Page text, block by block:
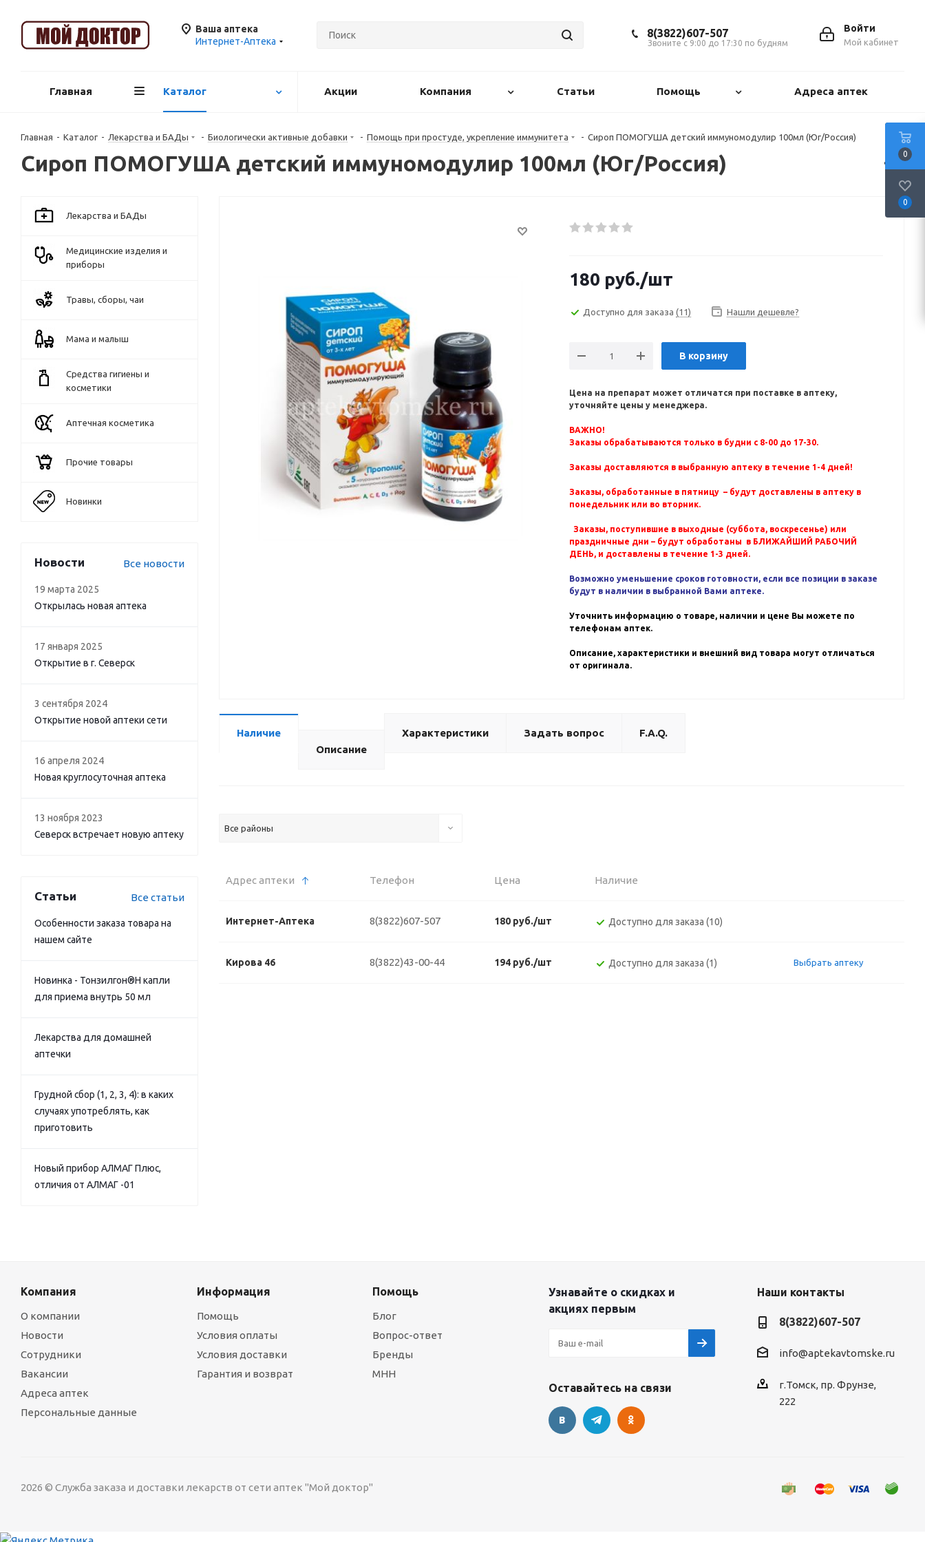
Ваша аптека
Интернет-Аптека
Войти
Мой кабинет
8(3822)607-507
Звоните с 9:00 до 17:30 по будням
Главная Каталог Акции Компания Статьи Помощь Адреса аптек
Главная - Каталог - Лекарства и БАДы - Биологически активные добавки - Помощь при простуде, укрепление иммунитета - Сироп ПОМОГУША детский иммуномодулир 100мл (Юг/Россия)
Сироп ПОМОГУША детский иммуномодулир 100мл (Юг/Россия)
180 руб./шт
Доступно для заказа (11) Нашли дешевле?
В корзину
Цена на препарат может отличатся при поставке в аптеку,
уточняйте цены у менеджера.
ВАЖНО!
Заказы обрабатываются только в будни с 8-00 до 17-30.
Заказы доставляются в выбранную аптеку в течение 1-4 дней!
Заказы, обработанные в пятницу – будут доставлены в аптеку в
понедельник или во вторник.
Заказы, поступившие в выходные (суббота, воскресенье) или
праздничные дни – будут обработаны в БЛИЖАЙШИЙ РАБОЧИЙ
ДЕНЬ, и доставлены в течение 1-3 дней.
Возможно уменьшение сроков готовности, если все позиции в заказе
будут в наличии в выбранной Вами аптеке.
Уточнить информацию о товаре, наличии и цене Вы можете по
телефонам аптек.
Описание, характеристики и внешний вид товара могут отличаться
от оригинала.
Наличие
Описание
Характеристики Задать вопрос F.A.Q.
Все районы
Адрес аптеки Телефон Цена Наличие
Интернет-Аптека 8(3822)607-507 180 руб./шт Доступно для заказа (10)
Кирова 46 8(3822)43-00-44 194 руб./шт Доступно для заказа (1) Выбрать аптеку
Лекарства и БАДы
Медицинские изделия и
приборы
Травы, сборы, чаи
Мама и малыш
Средства гигиены и
косметики
Аптечная косметика
Прочие товары
Новинки
Новости Все новости
19 марта 2025
Открылась новая аптека
17 января 2025
Открытие в г. Северск
3 сентября 2024
Открытие новой аптеки сети
16 апреля 2024
Новая круглосуточная аптека
13 ноября 2023
Северск встречает новую аптеку
Статьи Все статьи
Особенности заказа товара на
нашем сайте
Новинка - Тонзилгон®Н капли
для приема внутрь 50 мл
Лекарства для домашней
аптечки
Грудной сбор (1, 2, 3, 4): в каких
случаях употреблять, как
приготовить
Новый прибор АЛМАГ Плюс,
отличия от АЛМАГ -01
Компания
О компании
Новости
Сотрудники
Вакансии
Адреса аптек
Персональные данные
Информация
Помощь
Условия оплаты
Условия доставки
Гарантия и возврат
Помощь
Блог
Вопрос-ответ
Бренды
МНН
Узнавайте о скидках и
акциях первым
Оставайтесь на связи
Наши контакты
8(3822)607-507
info@aptekavtomske.ru
г.Томск, пр. Фрунзе,
222
2026 © Служба заказа и доставки лекарств от сети аптек "Мой доктор"
0
0